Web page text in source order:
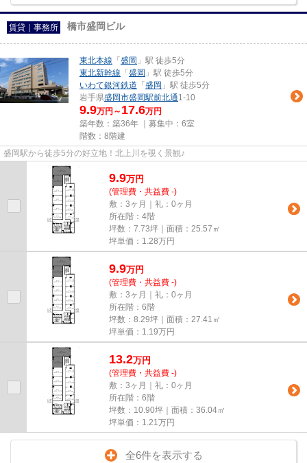
賃貸｜事務所 橋市盛岡ビル
東北本線 「 盛岡 」駅 徒歩5分
東北新幹線 「 盛岡 」駅 徒歩5分
いわて銀河鉄道 「 盛岡 」駅 徒歩5分
岩手県盛岡市盛岡駅前北通1-10
9.9万円～ 17.6万円
築年数：築36年 ｜募集中： 6室
階数：8階建
盛岡駅から徒歩5分の好立地！北上川を覗く景観♪
9.9万円
(管理費・共益費 -)
敷：3ヶ月｜礼：0ヶ月
所在階：4階
坪数：7.73坪｜面積：25.57㎡
坪単価： 1.28万円
9.9万円
(管理費・共益費 -)
敷：3ヶ月｜礼：0ヶ月
所在階：6階
坪数：8.29坪｜面積：27.41㎡
坪単価： 1.19万円
13.2万円
(管理費・共益費 -)
敷：3ヶ月｜礼：0ヶ月
所在階：6階
坪数：10.90坪｜面積：36.04㎡
坪単価： 1.21万円
全6件を表示する